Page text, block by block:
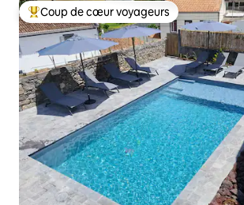
Coups de cœur voyageurs les plus
Coup de cœur voyageurs